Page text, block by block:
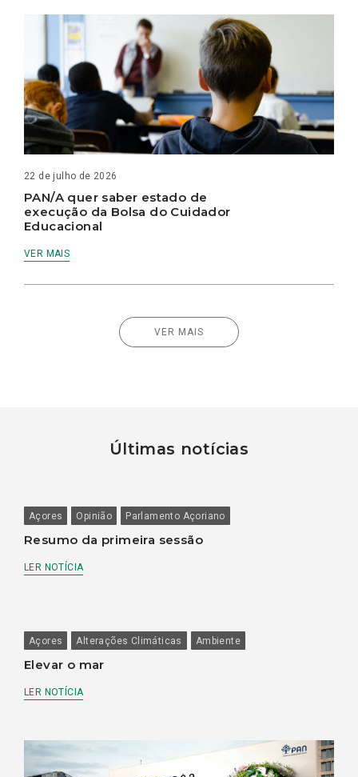
22 de julho de 2026
PAN/A quer saber estado de
execução da Bolsa do Cuidador
Educacional
VER MAIS
VER MAIS
Últimas notícias
Açores Opinião Parlamento Açoriano
Resumo da primeira sessão
LER NOTÍCIA
Açores Alterações Climáticas Ambiente
Elevar o mar
LER NOTÍCIA